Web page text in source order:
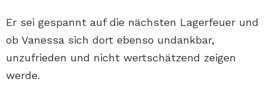
Er sei gespannt auf die nächsten Lagerfeuer und
ob Vanessa sich dort ebenso undankbar,
unzufrieden und nicht wertschätzend zeigen
werde.